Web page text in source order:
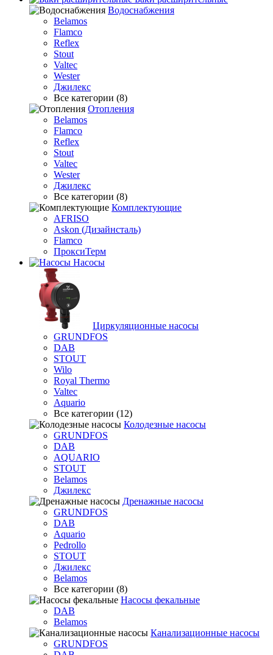
Водоснабжения
Belamos
Flamco
Reflex
Stout
Valtec
Wester
Джилекс
Все категории (8)
Отопления
Belamos
Flamco
Reflex
Stout
Valtec
Wester
Джилекс
Все категории (8)
Комплектующие
AFRISO
Askon (Дизайнсталь)
Flamco
ПроксиТерм
Насосы
Циркуляционные насосы
GRUNDFOS
DAB
STOUT
Wilo
Royal Thermo
Valtec
Aquario
Все категории (12)
Колодезные насосы
GRUNDFOS
DAB
AQUARIO
STOUT
Belamos
Джилекс
Дренажные насосы
GRUNDFOS
DAB
Aquario
Pedrollo
STOUT
Джилекс
Belamos
Все категории (8)
Насосы фекальные
DAB
Belamos
Канализационные насосы
GRUNDFOS